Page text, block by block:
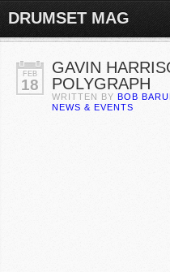
DRUMSET MAG
FEB
18
GAVIN
POLYGRAPH
WRITTEN BY BOB
NEWS & EVENTS